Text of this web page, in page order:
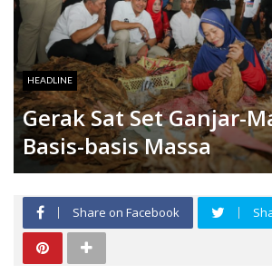
HEADLINE
Gerak Sat Set Ganjar-
Basis-basis Massa
Share on Facebook